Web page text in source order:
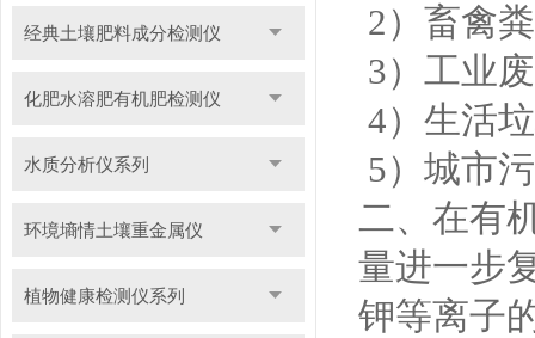
经典土壤肥料成分检测仪
化肥水溶肥有机肥检测仪
水质分析仪系列
环境墒情土壤重金属仪
植物健康检测仪系列
2）畜禽
3）工业
4）生活
5）城市
二、在有
量进一步
钾等离子